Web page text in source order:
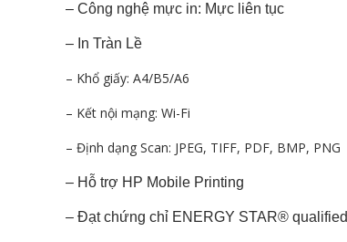
– Công nghệ mực in: Mực liên tục
– In Tràn Lề
– Khổ giấy: A4/B5/A6
– Kết nội mạng: Wi-Fi
– Định dạng Scan: JPEG, TIFF, PDF, BMP, PNG
– Hỗ trợ HP Mobile Printing
– Đạt chứng chỉ ENERGY STAR® qualified